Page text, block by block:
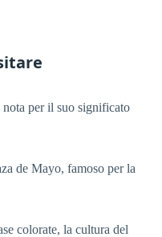
per il suo significato
de Mayo, famoso per la
colorate, la cultura del